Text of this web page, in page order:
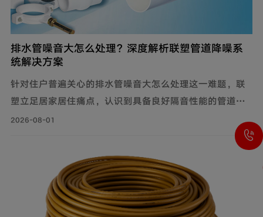
排水管噪音大怎么处理？深度解析联塑管道降噪系
统解决方案
针对住户普遍关心的排水管噪音大怎么处理这一难题，联
塑立足居家居住痛点，认识到具备良好隔音性能的管道系
统，能有效降低水流传递的给周围环境带来的影响，付诸
实际行动科学降噪，创新研制建筑排水降噪系统管道解决
方案，有效减少家庭管道噪音，为追求高品质生活的消费
者带来福音。
2026-08-01